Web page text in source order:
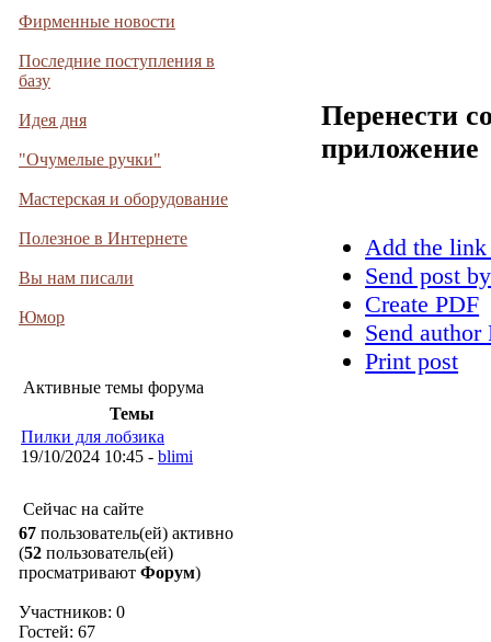
Фирменные новости
Последние поступления в
базу
Идея дня
"Очумелые ручки"
Мастерская и оборудование
Полезное в Интернете
Вы нам писали
Юмор
Активные темы форума
Темы
Пилки для лобзика
19/10/2024 10:45 - blimi
Сейчас на сайте
67 пользователь(ей) активно
(52 пользователь(ей)
просматривают Форум)
Участников: 0
Гостей: 67
Перенести
приложение
Add the
Send post
Create PDF
Send
Print post